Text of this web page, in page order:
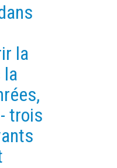
la
la
trois